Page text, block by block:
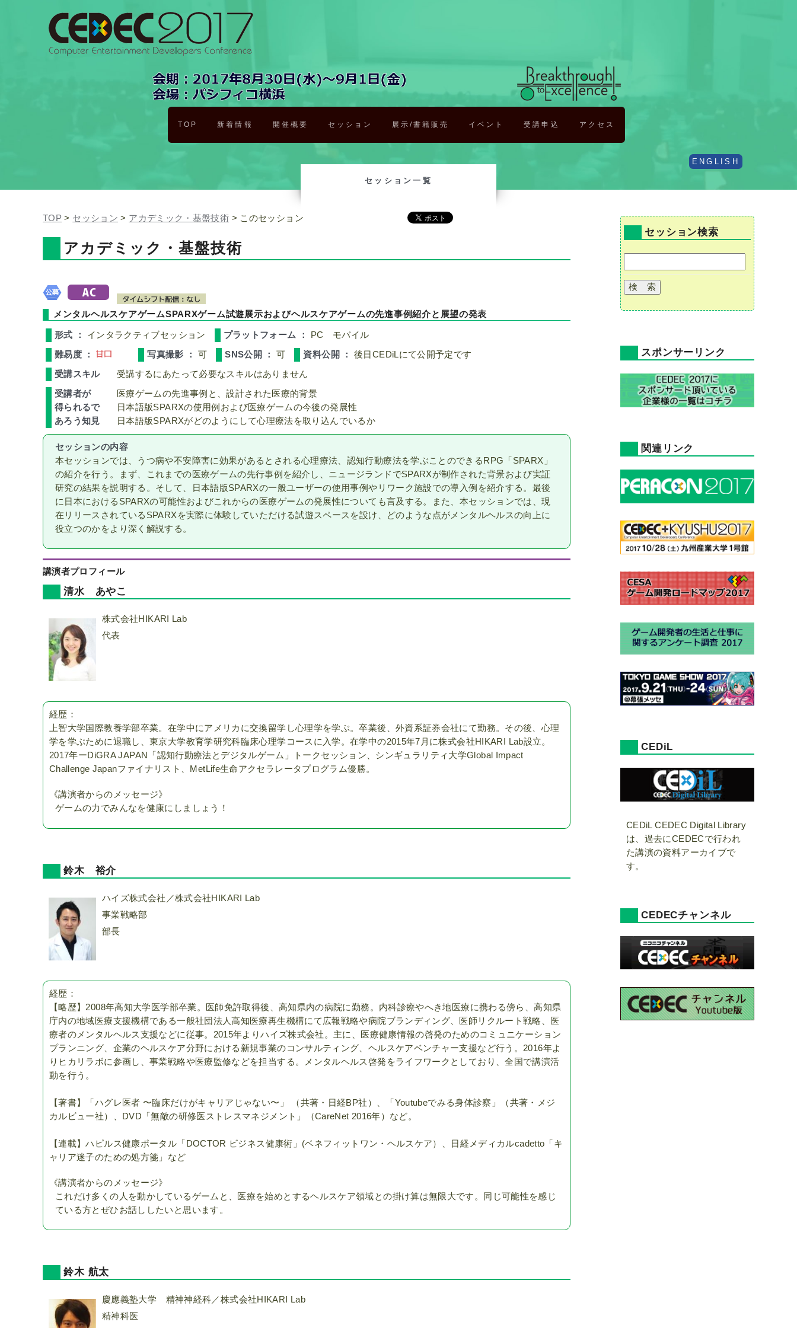
TOP 新着情報 開催概要 セッション 展示/書籍販売 イベント 受講申込 アクセス
ENGLISH
セッション一覧
TOP > セッション > アカデミック・基盤技術 > このセッション
アカデミック・基盤技術
メンタルヘルスケアゲームSPARXゲーム試遊展示およびヘルスケアゲームの先進事例紹介と展望の発表
形式 ： インタラクティブセッション プラットフォーム ： PC モバイル
難易度 ： 写真撮影 ： 可 SNS公開 ：可 資料公開 ：後日CEDiLにて公開予定です
受講スキル 受講するにあたって必要なスキルはありません
受講者が
得られるで
あろう知見
医療ゲームの先進事例と、設計された医療的背景
日本語版SPARXの使用例および医療ゲームの今後の発展性
日本語版SPARXがどのようにして心理療法を取り込んでいるか
セッションの内容
本セッションでは、うつ病や不安障害に効果があるとされる心理療法、認知行動療法を学ぶことのできるRPG「SPARX」
の紹介を行う。まず、これまでの医療ゲームの先行事例を紹介し、ニュージランドでSPARXが制作された背景および実証
研究の結果を説明する。そして、日本語版SPARXの一般ユーザーの使用事例やリワーク施設での導入例を紹介する。最後
に日本におけるSPARXの可能性およびこれからの医療ゲームの発展性についても言及する。また、本セッションでは、現
在リリースされているSPARXを実際に体験していただける試遊スペースを設け、どのような点がメンタルヘルスの向上に
役立つのかをより深く解説する。
講演者プロフィール
清水 あやこ
株式会社HIKARI Lab
代表
経歴：
上智大学国際教養学部卒業。在学中にアメリカに交換留学し心理学を学ぶ。卒業後、外資系証券会社にて勤務。その後、心理
学を学ぶために退職し、東京大学教育学研究科臨床心理学コースに入学。在学中の2015年7月に株式会社HIKARI Lab設立。
2017年ーDiGRA JAPAN「認知行動療法とデジタルゲーム」トークセッション、シンギュラリティ大学Global Impact
Challenge Japanファイナリスト、MetLife生命アクセラレータプログラム優勝。
《講演者からのメッセージ》
ゲームの力でみんなを健康にしましょう！
鈴木 裕介
ハイズ株式会社／株式会社HIKARI Lab
事業戦略部
部長
経歴：
【略歴】2008年高知大学医学部卒業。医師免許取得後、高知県内の病院に勤務。内科診療やへき地医療に携わる傍ら、高知県
庁内の地域医療支援機構である一般社団法人高知医療再生機構にて広報戦略や病院ブランディング、医師リクルート戦略、医
療者のメンタルヘルス支援などに従事。2015年よりハイズ株式会社。主に、医療健康情報の啓発のためのコミュニケーション
プランニング、企業のヘルスケア分野における新規事業のコンサルティング、ヘルスケアベンチャー支援など行う。2016年よ
りヒカリラボに参画し、事業戦略や医療監修などを担当する。メンタルヘルス啓発をライフワークとしており、全国で講演活
動を行う。
【著書】「ハグレ医者 〜臨床だけがキャリアじゃない〜」 （共著・日経BP社）、「Youtubeでみる身体診察」（共著・メジ
カルビュー社）、DVD「無敵の研修医ストレスマネジメント」（CareNet 2016年）など。
【連載】ハピルス健康ポータル「DOCTOR ビジネス健康術」(ベネフィットワン・ヘルスケア）、日経メディカルcadetto「キ
ャリア迷子のための処方箋」など
《講演者からのメッセージ》
これだけ多くの人を動かしているゲームと、医療を始めとするヘルスケア領域との掛け算は無限大です。同じ可能性を感じ
ている方とぜひお話ししたいと思います。
鈴木 航太
慶應義塾大学 精神神経科／株式会社HIKARI Lab
精神科医
セッション検索
スポンサーリンク
関連リンク
CEDiL
CEDiL CEDEC Digital Library
は、過去にCEDECで行われ
た講演の資料アーカイブで
す。
CEDECチャンネル